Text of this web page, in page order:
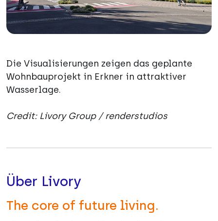
Die Visualisierungen zeigen das geplante
Wohnbauprojekt in Erkner in attraktiver
Wasserlage.
Credit: Livory Group / renderstudios
Über Livory
The core of future living.